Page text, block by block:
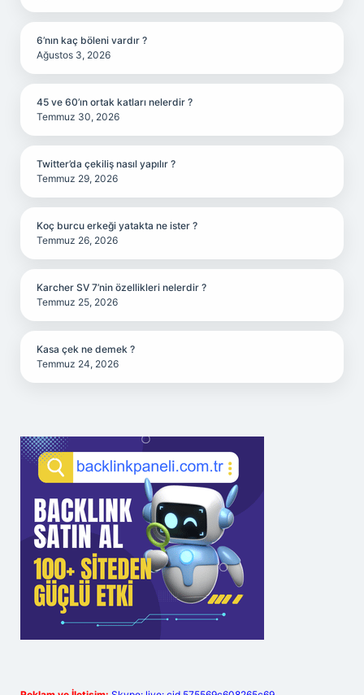
6’nın kaç böleni vardır ?
Ağustos 3, 2026
45 ve 60’ın ortak katları nelerdir ?
Temmuz 30, 2026
Twitter’da çekiliş nasıl yapılır ?
Temmuz 29, 2026
Koç burcu erkeği yatakta ne ister ?
Temmuz 26, 2026
Karcher SV 7’nin özellikleri nelerdir ?
Temmuz 25, 2026
Kasa çek ne demek ?
Temmuz 24, 2026